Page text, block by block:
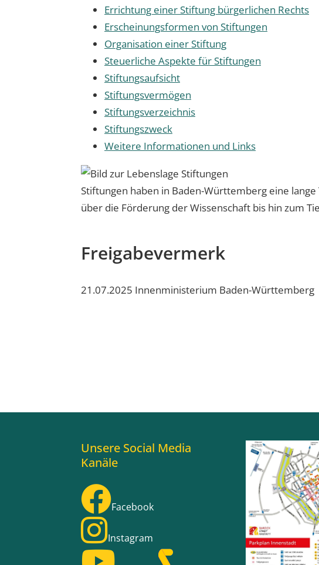
Errichtung einer Stiftung bürgerlichen Rechts
Erscheinungsformen von Stiftungen
Organisation einer Stiftung
Steuerliche Aspekte für Stiftungen
Stiftungsaufsicht
Stiftungsvermögen
Stiftungsverzeichnis
Stiftungszweck
Weitere Informationen und Links
Stiftungen haben in Baden-Württemberg eine
über die Förderung der Wissenschaft bis hin zum
Freigabevermerk
21.07.2025 Innenministerium Baden-Württemberg
Unsere Social Media
Kanäle
Facebook
Instagram